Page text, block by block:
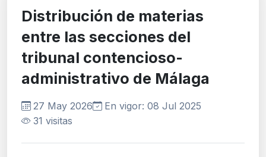
Distribución de materias
entre las secciones del
tribunal contencioso-
administrativo de Málaga
27 May 2026
En vigor: 08 Jul 2025
31 visitas